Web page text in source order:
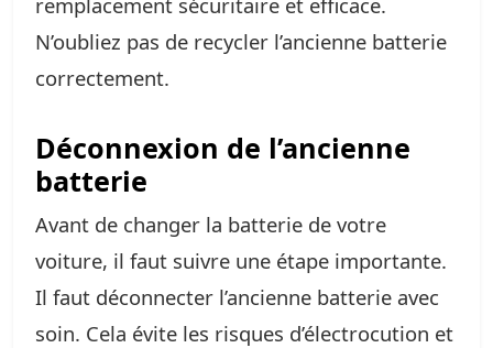
N’oubliez pas de recycler l’ancienne batterie
correctement.
Déconnexion de l’ancienne
batterie
Avant de changer la batterie de votre
voiture, il faut suivre une étape importante.
Il faut déconnecter l’ancienne batterie avec
soin. Cela évite les risques d’électrocution et